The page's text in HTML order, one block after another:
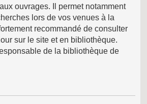
ouvrages. Il permet notamment
lors de vos venues à la
recommandé de consulter
sur le site et en bibliothèque.
de la bibliothèque de